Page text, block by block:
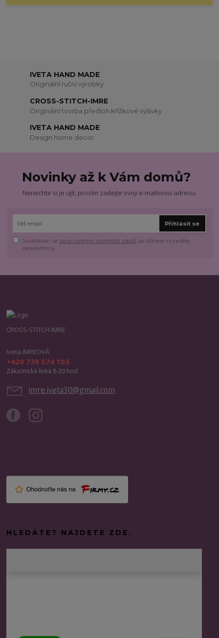
IVETA HAND MADE
Originální ruční výrobky
CROSS-STITCH-IMRE
Originální tvorba předloh křížkové výšivky
IVETA HAND MADE
Design home decor
Novinky až k Vám domů?
Nenechte si je ujít, prosím zadejte svoji e-mailovou adresu.
Přihlásit se
Souhlasím se zpracováním osobních údajů za účelem rozesílky
newsletteru.
HLEDÁTE? NAJDETE ZDE.
CROSS-STITCH-IMRE
Iveta IMREOVÁ
+420 739 574 103
Zákaznická linka 8-20 hod.
imre.iveta30@gmail.com